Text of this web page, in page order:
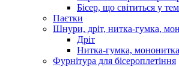
Бісер, що світиться у
Паєтки
Шнури, дріт, нитка-гумка,
Дріт
Нитка-гумка, мононитка
Фурнітура для бісероплетіння